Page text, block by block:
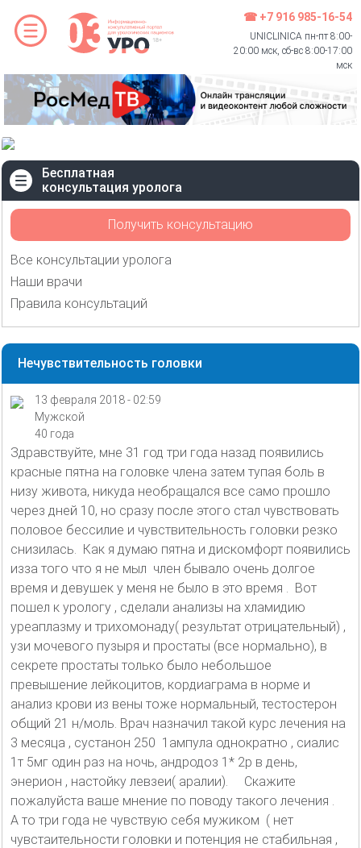
☎ +7 916 985-16-54
UNICLINICA пн-пт 8:00-
20:00 мск, сб-вс 8:00-17:00
мск
Бесплатная
консультация уролога
Получить консультацию
Все консультации уролога
Наши врачи
Правила консультаций
Нечувствительность головки
13 февраля 2018 - 02:59
Мужской
40 года
Здравствуйте, мне 31 год три года назад появились
красные пятна на головке члена затем тупая боль в
низу живота, никуда необращался все само прошло
через дней 10, но сразу после этого стал чувствовать
половое бессилие и чувствительность головки резко
снизилась. Как я думаю пятна и дискомфорт появились
изза того что я не мыл член бывало очень долгое
время и девушек у меня не было в это время . Вот
пошел к урологу , сделали анализы на хламидию
уреаплазму и трихомонаду( результат отрицательный) ,
узи мочевого пузыря и простаты (все нормально), в
секрете простаты только было небольшое
превышение лейкоцитов, кордиаграма в норме и
анализ крови из вены тоже нормальный, тестостерон
общий 21 н/моль. Врач назначил такой курс лечения на
3 месяца , сустанон 250 1ампула однократно , сиалис
1т 5мг один раз на ночь, андродоз 1* 2р в день,
энерион , настойку левзеи( аралии). Скажите
пожалуйста ваше мнение по поводу такого лечения .
А то три года не чувствую себя мужиком ( нет
чувстаительности головки и потенция не стабильная ,